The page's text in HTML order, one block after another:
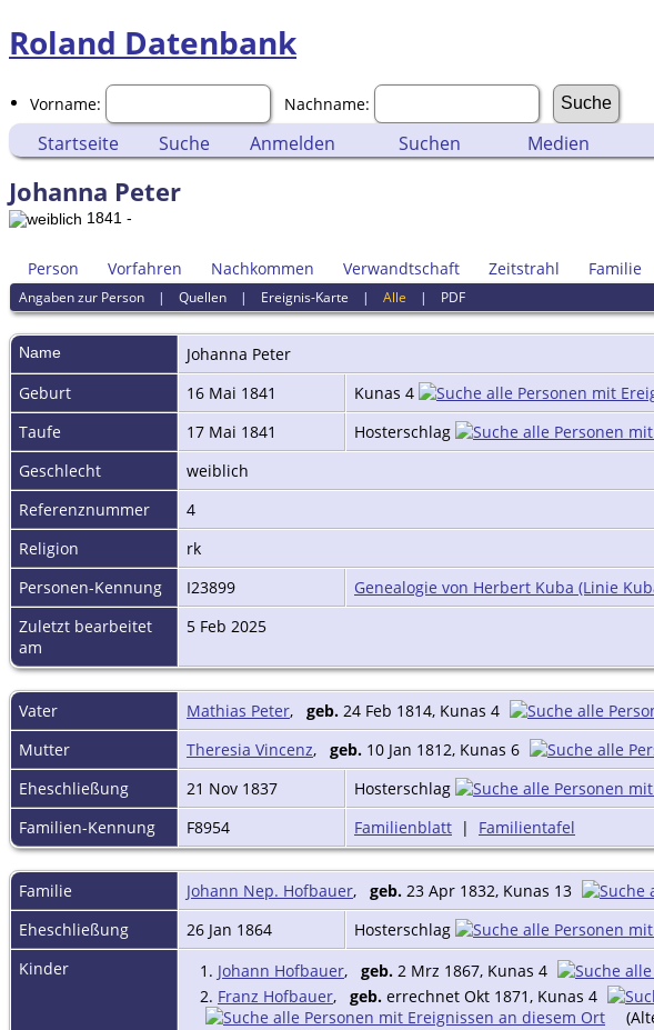
Roland Datenbank
Vorname: Nachname:
Startseite Suche Anmelden Suchen Medien
Johanna Peter
1841 -
Person Vorfahren Nachkommen Verwandtschaft Zeitstrahl Familie
Angaben zur Person |Quellen | Ereignis-Karte |Alle | PDF
Name Johanna Peter
Geburt
16 Mai 1841 Kunas 4
Taufe
17 Mai 1841 Hosterschlag
Geschlecht
weiblich
Referenznummer
4
Religion
rk
Personen-Kennung
I23899
Genealogie von Herbert Kuba (Linie
Zuletzt bearbeitet
am
5 Feb 2025
Vater Mathias Peter, geb. 24 Feb 1814, Kunas 4
Mutter
Theresia Vincenz, geb. 10 Jan 1812, Kunas 6
Eheschließung
21 Nov 1837 Hosterschlag
Familien-Kennung
F8954 Familienblatt | Familientafel
Familie Johann Nep. Hofbauer, geb. 23 Apr 1832, Kunas 13
Eheschließung
26 Jan 1864 Hosterschlag
Kinder
1. Johann Hofbauer, geb. 2 Mrz 1867, Kunas 4
2. Franz Hofbauer, geb. errechnet Okt 1871, Kunas 4